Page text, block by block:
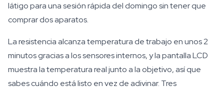
látigo para una sesión rápida del domingo sin tener que
comprar dos aparatos.
La resistencia alcanza temperatura de trabajo en unos 2
minutos gracias a los sensores internos, y la pantalla LCD
muestra la temperatura real junto a la objetivo, así que
sabes cuándo está listo en vez de adivinar. Tres